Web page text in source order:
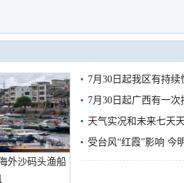
外沙码头渔船
7月30日起我区有持
7月30日起广西有一
天气实况和未来七天
受台风“红霞”影响 今
有较强降雨